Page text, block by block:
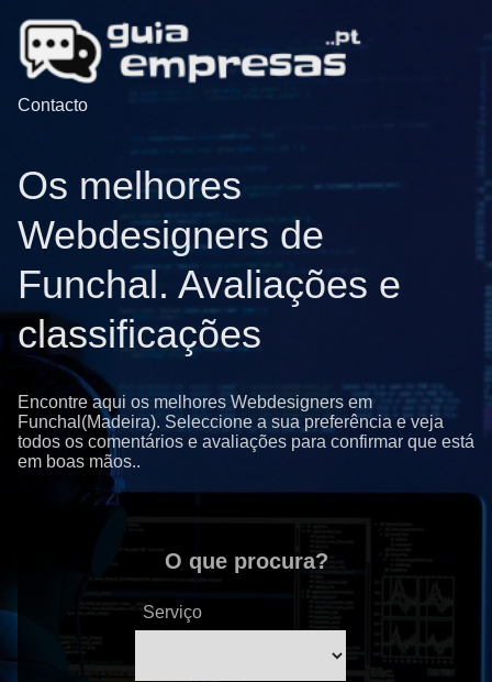
Contacto
Os melhores
Webdesigners de
Funchal. Avaliações e
classificações
Encontre aqui os melhores Webdesigners em
Funchal(Madeira). Seleccione a sua preferência e veja
todos os comentários e avaliações para confirmar que está
em boas mãos..
O que procura?
Serviço